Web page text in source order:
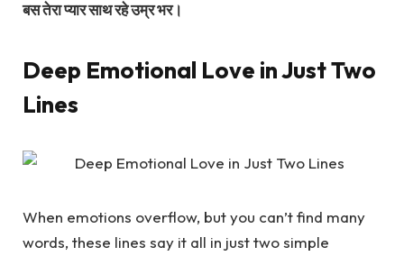
बस तेरा प्यार साथ रहे उम्र भर।
Deep Emotional Love in Just Two
Lines
When emotions overflow, but you can’t find many
words, these lines say it all in just two simple